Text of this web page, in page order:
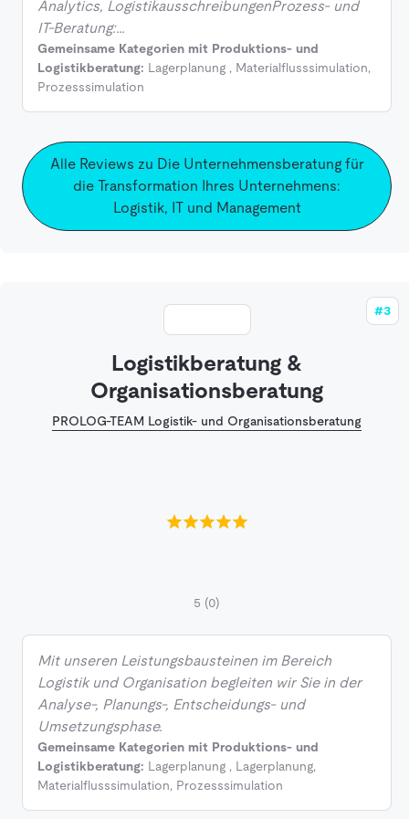
Analytics, LogistikausschreibungenProzess- und
IT-Beratung:…
Gemeinsame Kategorien mit Produktions- und
Logistikberatung: Lagerplanung , Materialflusssimulation,
Prozesssimulation
Alle Reviews zu Die Unternehmensberatung für
die Transformation Ihres Unternehmens:
Logistik, IT und Management
#3
Logistikberatung &
Organisationsberatung
PROLOG-TEAM Logistik- und Organisationsberatung
5 (0)
Mit unseren Leistungsbausteinen im Bereich
Logistik und Organisation begleiten wir Sie in der
Analyse-, Planungs-, Entscheidungs- und
Umsetzungsphase.
Gemeinsame Kategorien mit Produktions- und
Logistikberatung: Lagerplanung , Lagerplanung,
Materialflusssimulation, Prozesssimulation